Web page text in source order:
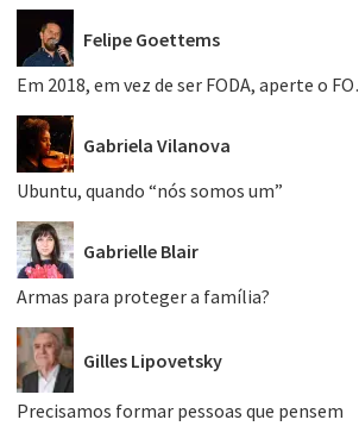
Felipe Goettems
Em 2018, em vez de ser FODA, aperte o
Gabriela Vilanova
Ubuntu, quando “nós somos um”
Gabrielle Blair
Armas para proteger a família?
Gilles Lipovetsky
Precisamos formar pessoas que pensem